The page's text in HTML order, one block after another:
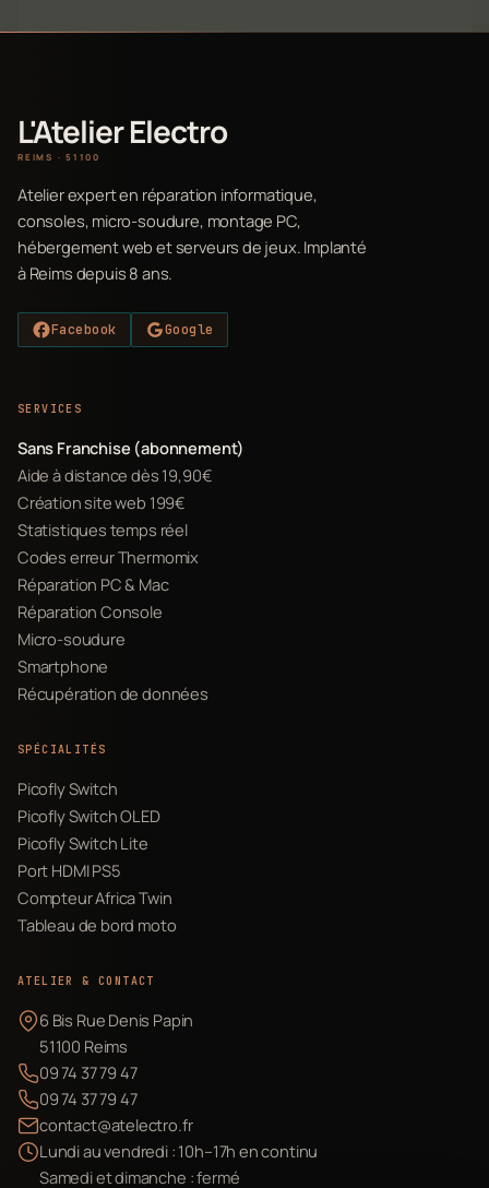
L'Atelier Electro
REIMS · 51100
Atelier expert en réparation informatique,
consoles, micro-soudure, montage PC,
hébergement web et serveurs de jeux. Implanté
à Reims depuis 8 ans.
Facebook Google
SERVICES
Sans Franchise (abonnement)
Aide à distance dès 19,90€
Création site web 199€
Statistiques temps réel
Codes erreur Thermomix
Réparation PC & Mac
Réparation Console
Micro-soudure
Smartphone
Récupération de données
SPÉCIALITÉS
Picofly Switch
Picofly Switch OLED
Picofly Switch Lite
Port HDMI PS5
Compteur Africa Twin
Tableau de bord moto
ATELIER & CONTACT
6 Bis Rue Denis Papin
51100 Reims
09 74 37 79 47
09 74 37 79 47
contact@atelectro.fr
Lundi au vendredi : 10h–17h en continu
Samedi et dimanche : fermé